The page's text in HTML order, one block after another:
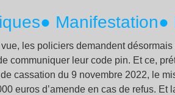
● Manifestation●
les policiers demandent
communiquer leur code pin. Et ce,
cassation du 9 novembre 2022, le
euros d’amende en cas de refus.